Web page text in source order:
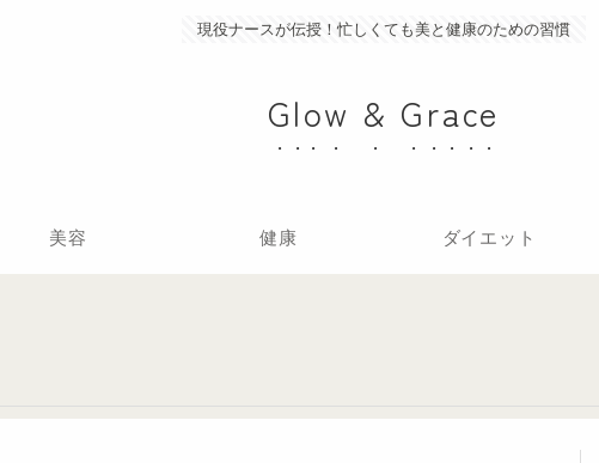
現役ナースが伝授！忙しくても美と健康のための習慣
Glow & Grace
美容 健康 ダイエット